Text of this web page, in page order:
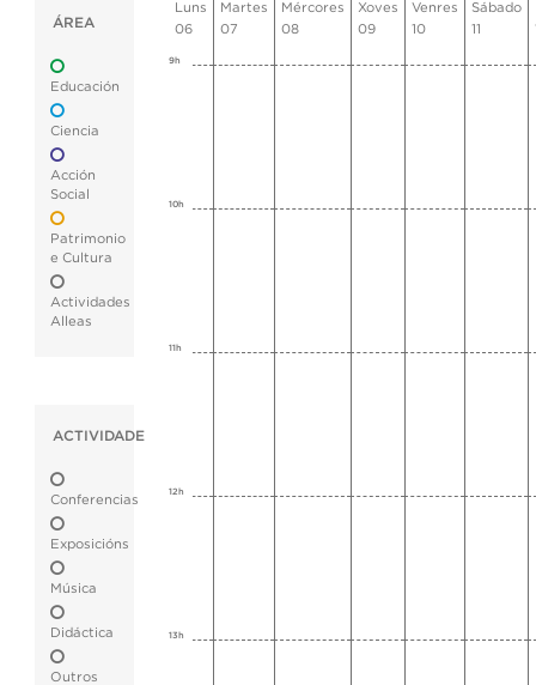
ÁREA
Educación
Ciencia
Acción
Social
Patrimonio
e Cultura
Actividades
Alleas
ACTIVIDADE
Conferencias
Exposicións
Música
Didáctica
Outros
Luns
06
Martes
07
Mércores
08
Xoves
09
Venres
10
Sábado
11
9h
10h
11h
12h
13h